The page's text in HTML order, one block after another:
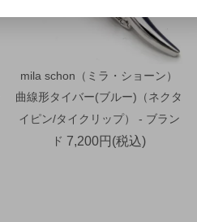
mila schon（ミラ・ショーン）
曲線形タイバー(ブルー)（ネクタ
イピン/タイクリップ） - ブラン
ド 7,200円(税込)